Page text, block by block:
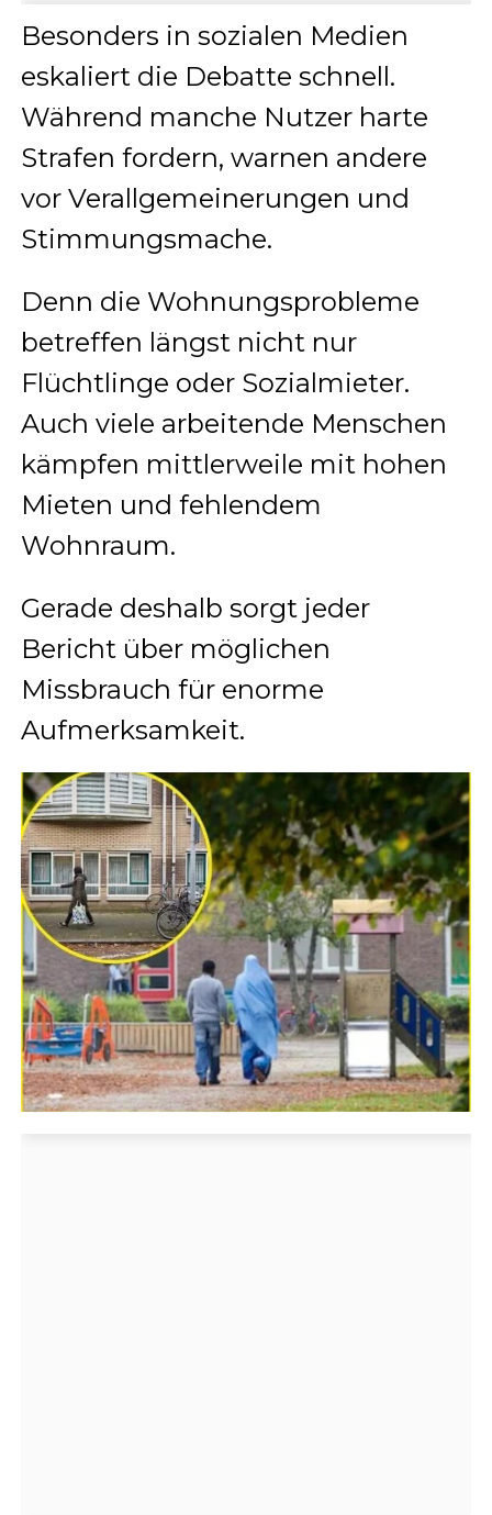
Besonders in sozialen Medien
eskaliert die Debatte schnell.
Während manche Nutzer harte
Strafen fordern, warnen andere
vor Verallgemeinerungen und
Stimmungsmache.
Denn die Wohnungsprobleme
betreffen längst nicht nur
Flüchtlinge oder Sozialmieter.
Auch viele arbeitende Menschen
kämpfen mittlerweile mit hohen
Mieten und fehlendem
Wohnraum.
Gerade deshalb sorgt jeder
Bericht über möglichen
Missbrauch für enorme
Aufmerksamkeit.